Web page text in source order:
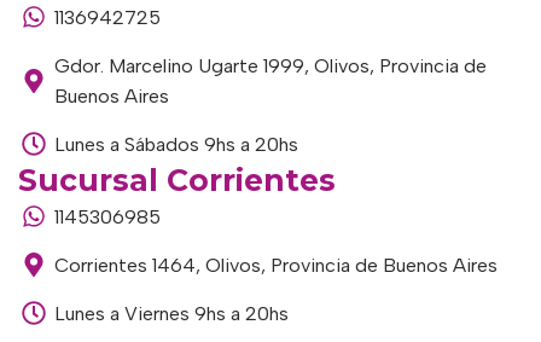
1136942725
Gdor. Marcelino Ugarte 1999, Olivos, Provincia de
Buenos Aires
Lunes a Sábados 9hs a 20hs
Sucursal Corrientes
1145306985
Corrientes 1464, Olivos, Provincia de Buenos Aires
Lunes a Viernes 9hs a 20hs